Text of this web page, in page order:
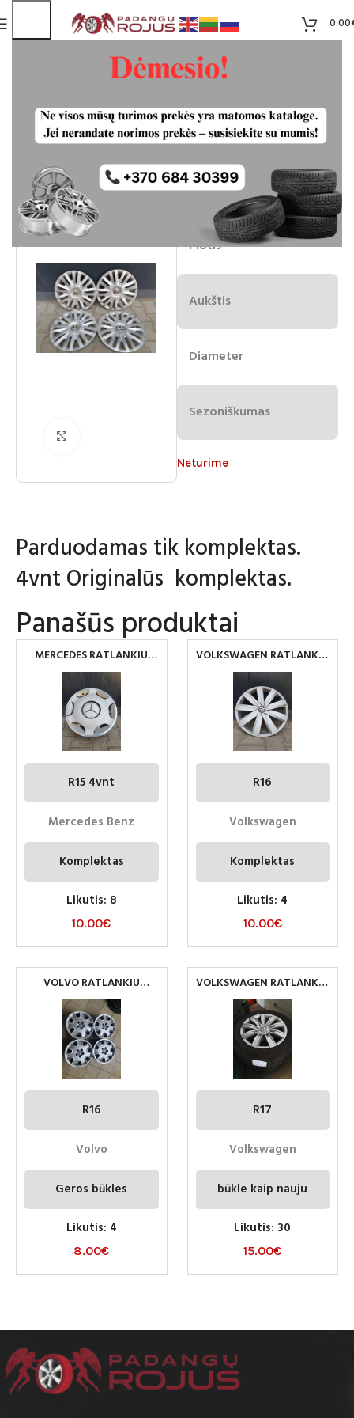
0.00
Volkswagen ratlankiu gaubtai R15
-13%
IŠPARD
UOTA
Spustelėkite norėdami padidinti
8.00€
7.00€
Neturime
Plotis
Aukštis
Diameter
Sezoniškumas
Neturime
Parduodamas tik komplektas.
4vnt Originalūs komplektas.
Panašūs produktai
MERCEDES RATLANKIU
GAUBTAI R15
R15 4vnt
Mercedes Benz
Komplektas
Likutis: 8
10.00€
VOLKSWAGEN RATLANKIU
GAUBTAI R16
R16
Volkswagen
Komplektas
Likutis: 4
10.00€
VOLVO RATLANKIU
GAUBTAI R16
R16
Volvo
Geros būkles
Likutis: 4
8.00€
VOLKSWAGEN RATLANKIU
GAUBTAI R17
R17
Volkswagen
būkle kaip nauju
Likutis: 30
15.00€